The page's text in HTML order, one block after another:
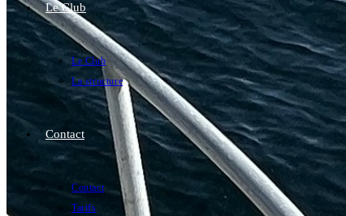
Le Club
Le Club
La structure
Contact
Contact
Tarifs